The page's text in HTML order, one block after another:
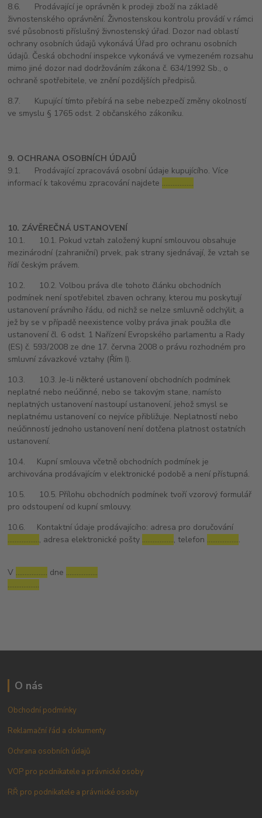
8.6. Prodávající je oprávněn k prodeji zboží na základě
živnostenského oprávnění. Živnostenskou kontrolu provádí v rámci
své působnosti příslušný živnostenský úřad. Dozor nad oblastí
ochrany osobních údajů vykonává Úřad pro ochranu osobních
údajů. Česká obchodní inspekce vykonává ve vymezeném rozsahu
mimo jiné dozor nad dodržováním zákona č. 634/1992 Sb., o
ochraně spotřebitele, ve znění pozdějších předpisů.
8.7. Kupující tímto přebírá na sebe nebezpečí změny okolností
ve smyslu § 1765 odst. 2 občanského zákoníku.
9. OCHRANA OSOBNÍCH ÚDAJŮ
9.1. Prodávající zpracovává osobní údaje kupujícího. Více
informací k takovému zpracování najdete ………………
10. ZÁVĚREČNÁ USTANOVENÍ
10.1. 10.1. Pokud vztah založený kupní smlouvou obsahuje
mezinárodní (zahraniční) prvek, pak strany sjednávají, že vztah se
řídí českým právem.
10.2. 10.2. Volbou práva dle tohoto článku obchodních
podmínek není spotřebitel zbaven ochrany, kterou mu poskytují
ustanovení právního řádu, od nichž se nelze smluvně odchýlit, a
jež by se v případě neexistence volby práva jinak použila dle
ustanovení čl. 6 odst. 1 Nařízení Evropského parlamentu a Rady
(ES) č. 593/2008 ze dne 17. června 2008 o právu rozhodném pro
smluvní závazkové vztahy (Řím I).
10.3. 10.3. Je-li některé ustanovení obchodních podmínek
neplatné nebo neúčinné, nebo se takovým stane, namísto
neplatných ustanovení nastoupí ustanovení, jehož smysl se
neplatnému ustanovení co nejvíce přibližuje. Neplatností nebo
neúčinností jednoho ustanovení není dotčena platnost ostatních
ustanovení.
10.4. Kupní smlouva včetně obchodních podmínek je
archivována prodávajícím v elektronické podobě a není přístupná.
10.5. 10.5. Přílohu obchodních podmínek tvoří vzorový formulář
pro odstoupení od kupní smlouvy.
10.6. Kontaktní údaje prodávajícího: adresa pro doručování
………………, adresa elektronické pošty ………………, telefon ……………….
V ……………… dne ………………
………………
O nás
Obchodní podmínky
Reklamační řád a dokumenty
Ochrana osobních údajů
VOP pro podnikatele a právnické osoby
RŘ pro podnikatele a právnické osoby